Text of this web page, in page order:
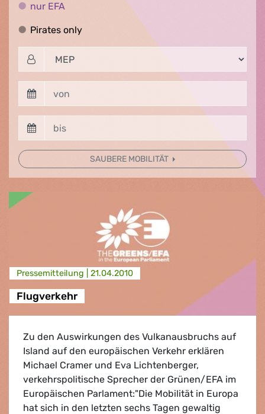
nur EFA
Pirates onlyPirates only
SAUBERE MOBILITÄT
Presse­mitteilung | 21.04.2010
Flugverkehr
Zu den Auswirkungen des Vulkanausbruchs auf
Island auf den europäischen Verkehr erklären
Michael Cramer und Eva Lichtenberger,
verkehrspolitische Sprecher der Grünen/EFA im
Europäischen Parlament:"Die Mobilität in Europa
hat sich in den letzten sechs Tagen gewaltig